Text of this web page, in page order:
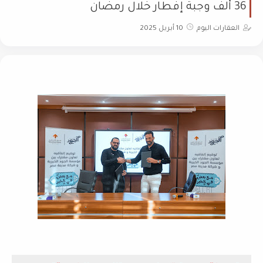
36 ألف وجبة إفطار خلال رمضان
العقارات اليوم 10 أبريل 2025